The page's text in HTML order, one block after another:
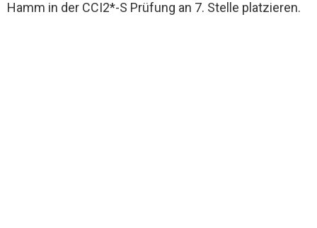
Hamm in der CCI2*-S Prüfung an 7. Stelle platzieren.